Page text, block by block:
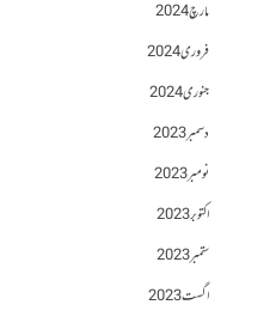
مارچ 2024
فروری 2024
جنوری 2024
دسمبر 2023
نومبر 2023
اکتوبر 2023
ستمبر 2023
اگست 2023